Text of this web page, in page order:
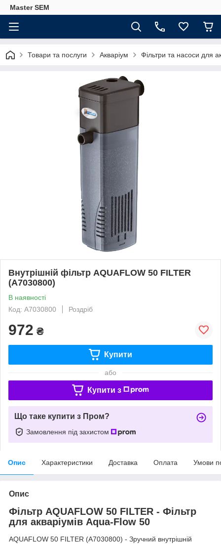
Master SEM
Товари та послуги Акваріум Фільтри та насоси для
Внутрішній фільтр AQUAFLOW 50 FILTER
(A7030800)
В наявності
Код: A7030800
Роздріб
972 ₴
Купити
або
Купити з
Що таке купити з Пром?
Замовлення під захистом
Опис Характеристики Доставка Оплата Умови
Опис
Фільтр AQUAFLOW 50 FILTER - Фільтр
для акваріумів Aqua-Flow 50
AQUAFLOW 50 FILTER (A7030800) - Зручний внутрішній